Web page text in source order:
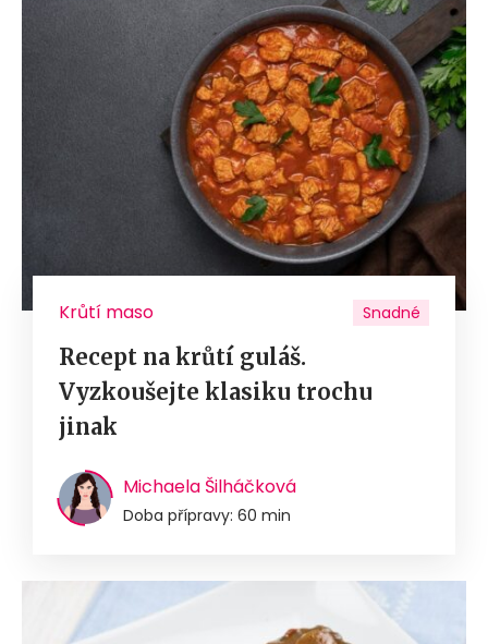
Krůtí maso Snadné
Recept na krůtí guláš.
Vyzkoušejte klasiku trochu
jinak
Michaela Šilháčková
Doba přípravy: 60 min